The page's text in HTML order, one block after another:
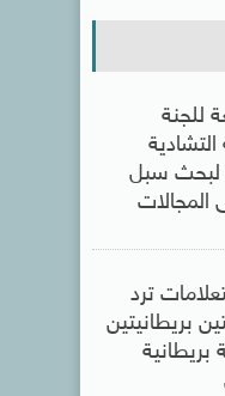
للجنة
لبحث سبل
المجالات
ترد
بريطانيتين